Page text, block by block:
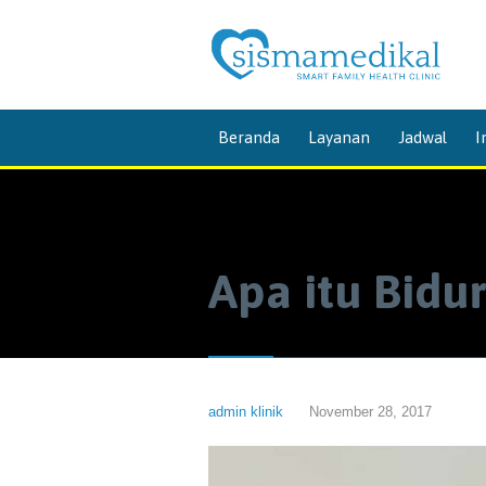
Beranda Layanan Jadwal
Apa itu
admin klinik November 28, 2017